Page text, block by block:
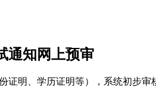
通知网上预审
证明、学历证明等），系统初步审